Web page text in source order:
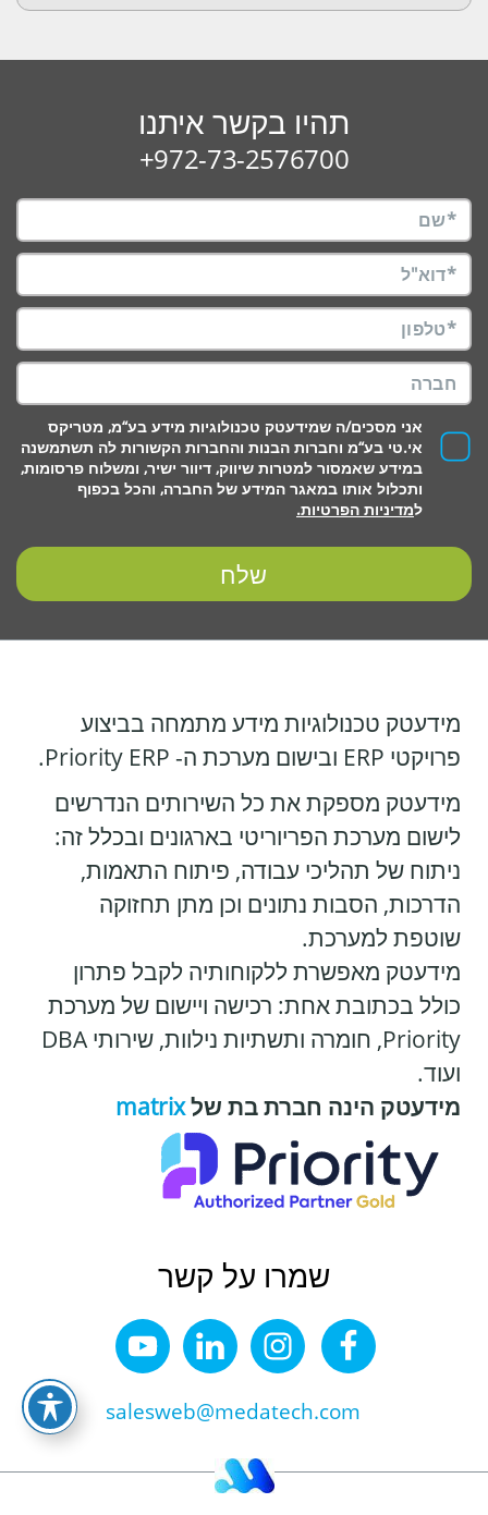
תהיו בקשר איתנו
972-73-2576700+
אני מסכים/ה שמידעטק טכנולוגיות מידע בע“מ, מטריקס
אי.טי בע“מ וחברות הבנות והחברות הקשורות לה תשתמשנה
במידע שאמסור למטרות שיווק, דיוור ישיר, ומשלוח פרסומות,
ותכלול אותו במאגר המידע של החברה, והכל בכפוף
למדיניות הפרטיות.
מידעטק טכנולוגיות מידע מתמחה בביצוע
פרויקטי ERP ובישום מערכת ה- Priority ERP.
מידעטק מספקת את כל השירותים הנדרשים
לישום מערכת הפריוריטי בארגונים ובכלל זה:
ניתוח של תהליכי עבודה, פיתוח התאמות,
הדרכות, הסבות נתונים וכן מתן תחזוקה
שוטפת למערכת.
מידעטק מאפשרת ללקוחותיה לקבל פתרון
כולל בכתובת אחת: רכישה ויישום של מערכת
Priority, חומרה ותשתיות נילוות, שירותי DBA
ועוד.
מידעטק הינה חברת בת שלmatrix
שמרו על קשר
salesweb@medatech.com